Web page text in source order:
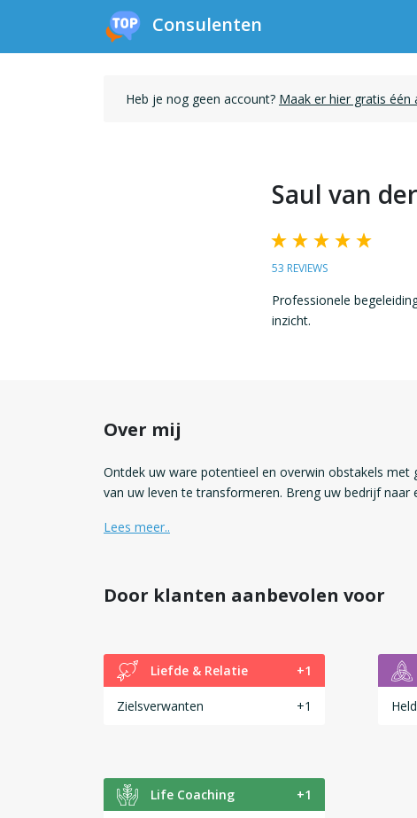
Consulenten
Heb je nog geen account? Maak er hier gratis één
Saul van
53 REVIEWS
Professionele
inzicht.
Over mij
Ontdek uw ware potentieel en overwin obstakels
van uw leven te transformeren. Breng uw bedrijf naar
Lees meer..
Door klanten aanbevolen voor
Liefde & Relatie +1
Zielsverwanten +1
Life Coaching +1